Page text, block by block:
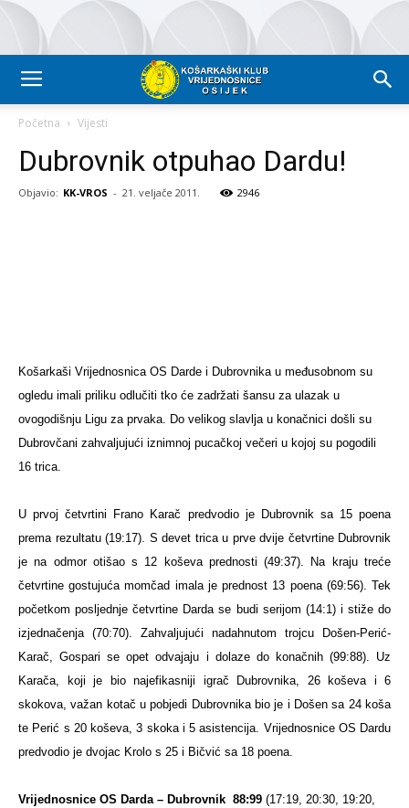
Početna Vijesti
Dubrovnik otpuhao Dardu!
Objavio: KK-VROS - 21. veljače 2011. 2946
Košarkaši Vrijednosnica OS Darde i Dubrovnika u međusobnom su
ogledu imali priliku odlučiti tko će zadržati šansu za ulazak u
ovogodišnju Ligu za prvaka. Do velikog slavlja u konačnici došli su
Dubrovčani zahvaljujući iznimnoj pucačkoj večeri u kojoj su pogodili
16 trica.
U prvoj četvrtini Frano Karač predvodio je Dubrovnik sa 15 poena
prema rezultatu (19:17). S devet trica u prve dvije četvrtine Dubrovnik
je na odmor otišao s 12 koševa prednosti (49:37). Na kraju treće
četvrtine gostujuća momčad imala je prednost 13 poena (69:56). Tek
početkom posljednje četvrtine Darda se budi serijom (14:1) i stiže do
izjednačenja (70:70). Zahvaljujući nadahnutom trojcu Došen-Perić-
Karač, Gospari se opet odvajaju i dolaze do konačnih (99:88). Uz
Karača, koji je bio najefikasniji igrač Dubrovnika, 26 koševa i 6
skokova, važan kotač u pobjedi Dubrovnika bio je i Došen sa 24 koša
te Perić s 20 koševa, 3 skoka i 5 asistencija. Vrijednosnice OS Dardu
predvodio je dvojac Krolo s 25 i Bičvić sa 18 poena.
Vrijednosnice OS Darda – Dubrovnik 88:99 (17:19, 20:30, 19:20,